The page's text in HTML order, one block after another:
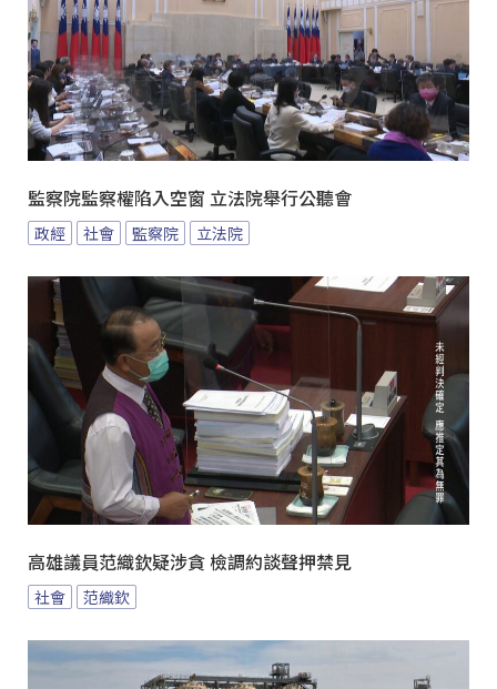
監察院監察權陷入空窗 立法院舉行公聽會
政經 社會 監察院 立法院
高雄議員范織欽疑涉貪 檢調約談聲押禁見
社會 范織欽